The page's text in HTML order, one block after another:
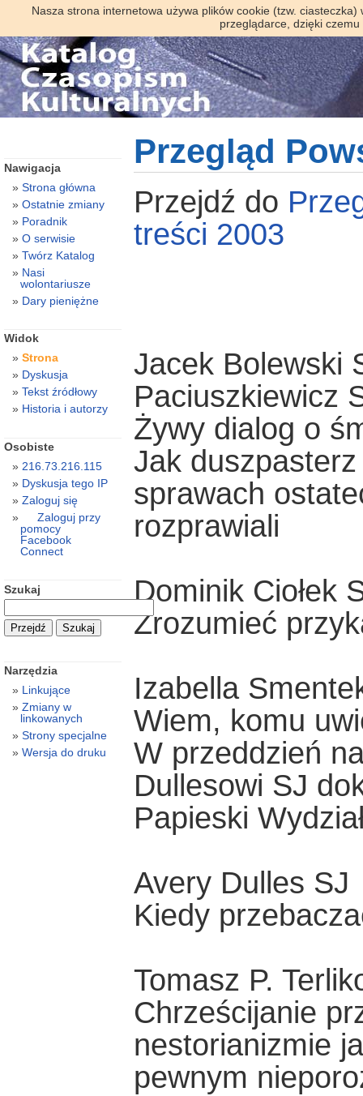
Nasza strona internetowa używa plików cookie (tzw.
przeglądarce, dzięki
Przegląd
Przejdź do
treści 2003
Jacek Bolewski
Paciuszkiewicz
Żywy dialog o
Jak
sprawach
rozprawiali
Dominik Ciołek
Zrozumieć
Izabella
Wiem, komu
W przeddzień
Dullesowi SJ
Papieski
Avery Dulles SJ
Kiedy
Tomasz P.
Chrześcijanie
nestorianizmie
pewnym
Nawigacja
Strona główna
Ostatnie zmiany
Poradnik
O serwisie
Twórz Katalog
Nasi
wolontariusze
Dary pieniężne
Widok
Strona
Dyskusja
Tekst źródłowy
Historia i autorzy
Osobiste
216.73.216.115
Dyskusja tego IP
Zaloguj się
Zaloguj przy
pomocy
Facebook
Connect
Szukaj
Narzędzia
Linkujące
Zmiany w
linkowanych
Strony specjalne
Wersja do druku